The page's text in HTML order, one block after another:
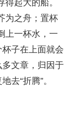
起大的船。
为之舟；置杯
上一杯水，一
子在上面就会
文章，归因于
去“折腾”。